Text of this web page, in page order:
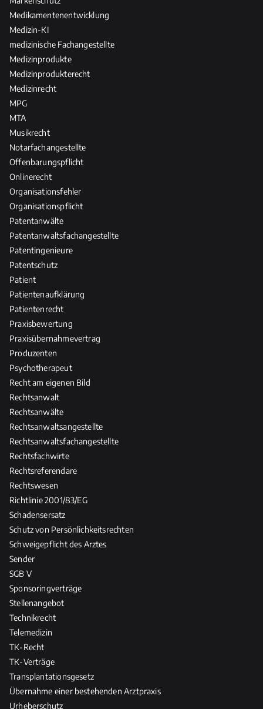
Medikamentenentwicklung
Medizin-KI
medizinische Fachangestellte
Medizinprodukte
Medizinprodukterecht
Medizinrecht
MPG
MTA
Musikrecht
Notarfachangestellte
Offenbarungspflicht
Onlinerecht
Organisationsfehler
Organisationspflicht
Patentanwälte
Patentanwaltsfachangestellte
Patentingenieure
Patentschutz
Patient
Patientenaufklärung
Patientenrecht
Praxisbewertung
Praxisübernahmevertrag
Produzenten
Psychotherapeut
Recht am eigenen Bild
Rechtsanwalt
Rechtsanwälte
Rechtsanwaltsangestellte
Rechtsanwaltsfachangestellte
Rechtsfachwirte
Rechtsreferendare
Rechtswesen
Richtlinie 2001/83/EG
Schadensersatz
Schutz von Persönlichkeitsrechten
Schweigepflicht des Arztes
Sender
SGB V
Sponsoringverträge
Stellenangebot
Technikrecht
Telemedizin
TK-Recht
TK-Verträge
Transplantationsgesetz
Übernahme einer bestehenden Arztpraxis
Urheberschutz